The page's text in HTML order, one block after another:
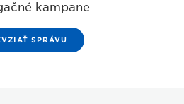
kampane
SPRÁVU